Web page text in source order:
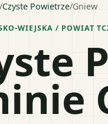
/Czyste Powietrze/Gniew
WIEJSKA / POWIAT